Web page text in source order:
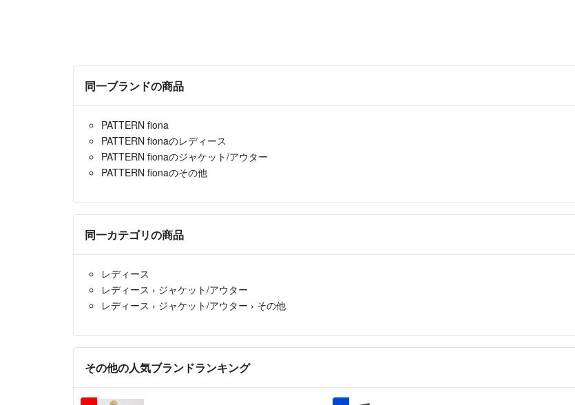
同一ブランドの商品
PATTERN fiona
PATTERN fionaのレディース
PATTERN fionaのジャケット/アウター
PATTERN fionaのその他
同一カテゴリの商品
レディース
レディース › ジャケット/アウター
レディース › ジャケット/アウター › その他
その他の人気ブランドランキング